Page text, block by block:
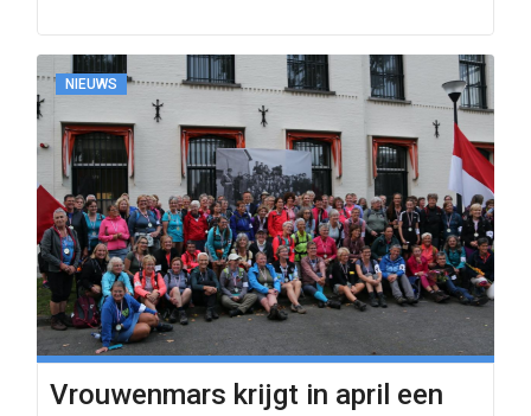
NIEUWS
Vrouwenmars krijgt in april een